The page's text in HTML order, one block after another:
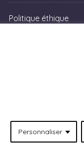
Personnaliser
Politique éthique